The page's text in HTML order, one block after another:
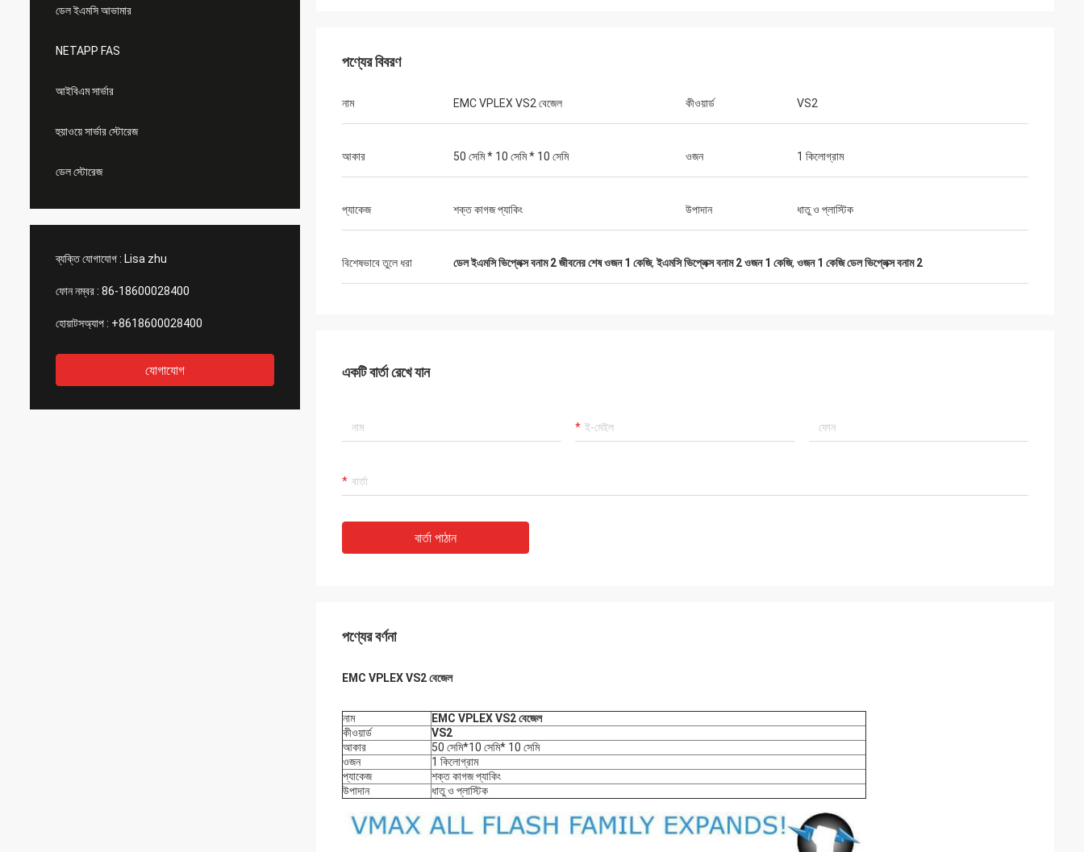
ডেল ইএমসি আভামার
NETAPP FAS
আইবিএম সার্ভার
হুয়াওয়ে সার্ভার স্টোরেজ
ডেল স্টোরেজ
ব্যক্তি যোগাযোগ : Lisa zhu
ফোন নম্বর : 86-18600028400
হোয়াটসঅ্যাপ : +8618600028400
যোগাযোগ
পণ্যের বিবরণ
নাম EMC VPLEX VS2 বেজেল কীওয়ার্ড VS2
আকার 50 সেমি * 10 সেমি * 10 সেমি ওজন 1 কিলোগ্রাম
প্যাকেজ শক্ত কাগজ প্যাকিং উপাদান ধাতু ও প্লাস্টিক
বিশেষভাবে তুলে ধরা ডেল ইএমসি ভিপ্লেক্স বনাম 2 জীবনের শেষ ওজন 1 কেজি,ইএমসি ভিপ্লেক্স বনাম 2 ওজন 1 কেজি, ওজন 1 কেজি ডেল ভিপ্লেক্স বনাম 2
একটি বার্তা রেখে যান
বার্তা পাঠান
পণ্যের বর্ণনা
EMC VPLEX VS2 বেজেল
নাম
EMC VPLEX VS2 বেজেল
কীওয়ার্ড
VS2
আকার
50 সেমি*10 সেমি* 10 সেমি
ওজন
1 কিলোগ্রাম
প্যাকেজ
শক্ত কাগজ প্যাকিং
উপাদান
ধাতু ও প্লাস্টিক